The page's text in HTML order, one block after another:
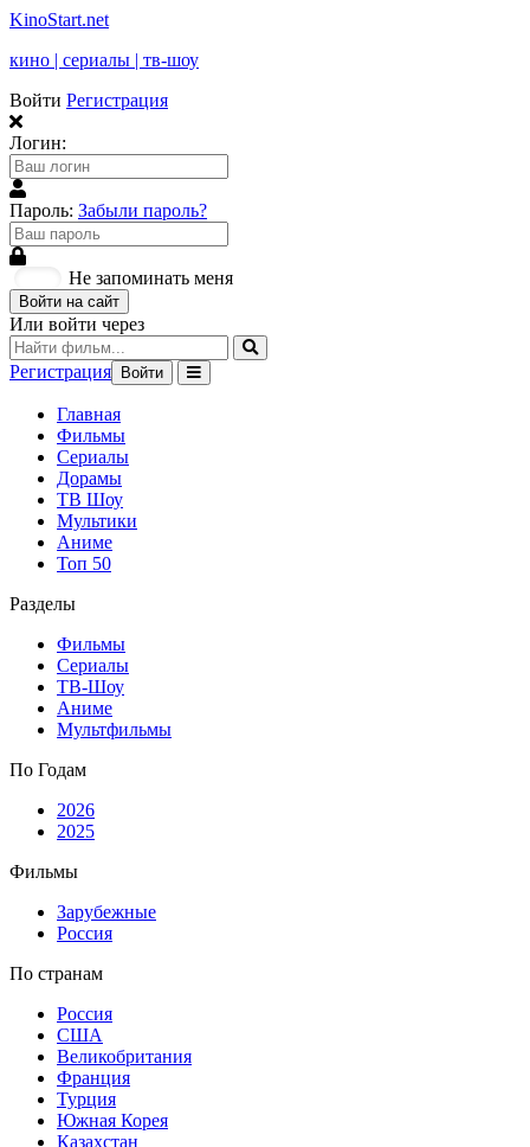
KinoStart.net
кино | сериалы | тв-шоу
Войти Регистрация
Логин:
Пароль: Забыли пароль?
Не запоминать меня
Войти на сайт
Или войти через
Регистрация Войти
Главная
Фильмы
Сериалы
Дорамы
ТВ Шоу
Мультики
Аниме
Топ 50
Разделы
Фильмы
Сериалы
ТВ-Шоу
Аниме
Мультфильмы
По Годам
2026
2025
Фильмы
Зарубежные
Россия
По странам
Россия
США
Великобритания
Франция
Турция
Южная Корея
Казахстан